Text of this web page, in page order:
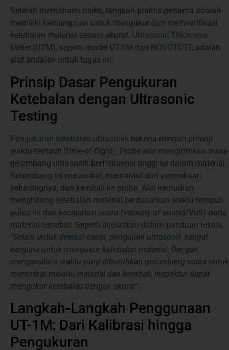
Setelah memahami risiko, langkah praktis pertama adalah
memiliki kemampuan untuk mengukur dan memverifikasi
ketebalan material secara akurat. Ultrasonic Thickness
Meter (UTM), seperti model UT-1M dari NOVOTEST, adalah
alat andalan untuk tugas ini.
Prinsip Dasar Pengukuran
Ketebalan dengan Ultrasonic
Testing
Pengukuran ketebalan ultrasonik bekerja dengan prinsip
waktu-tempuh (time-of-flight). Probe alat mengirimkan pulsa
gelombang ultrasonik berfrekuensi tinggi ke dalam material.
Gelombang ini merambat, memantul dari permukaan
seberangnya, dan kembali ke probe. Alat kemudian
menghitung ketebalan material berdasarkan waktu tempuh
pulsa ini dan kecepatan suara (velocity of sound/VoS) pada
material tersebut. Seperti dijelaskan dalam panduan teknis,
“Selain untuk deteksi cacat, pengujian ultrasonik sangat
berguna untuk mengukur ketebalan material. Dengan
menganalisis waktu yang dibutuhkan gelombang suara untuk
merambat melalui material dan kembali, inspektur dapat
mengukur ketebalan dengan akurat”
Langkah-Langkah Penggunaan
UT-1M: Dari Kalibrasi hingga
Pengukuran